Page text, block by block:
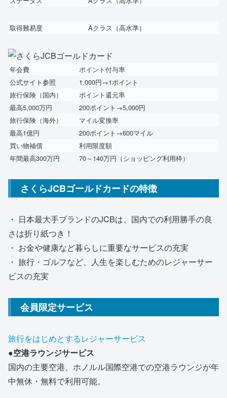
取得難易度 Aクラス（高水準）
年会費
ポイント付与率
公式サイト参照
1,000円→1ポイント
旅行保険（国内）
ポイント還元率
最高5,000万円
200ポイント→5,000円
旅行保険（海外）
マイル変換率
最高1億円
200ポイント→600マイル
買い物補償
利用限度額
年間最高300万円
70～140万円 （ショッピング利用枠）
さくらJCBゴールドカードの特徴
・ 日本最大手ブランドのJCBは、国内での利用勝手の良
さは折り紙つき！
・ お金や健康など暮らしに重要なサービスの充実
・ 旅行・ゴルフなど、人生を楽しむためのレジャーサー
ビスの充実
会員限定サービス
旅行をはじめとするレジャーサービス
●空港ラウンジサービス
国内の主要空港、ホノルル国際空港での空港ラウンジが年
中無休・無料で利用可能。